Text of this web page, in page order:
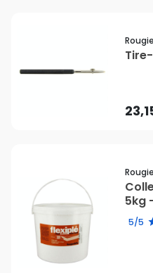
5kg
5/5